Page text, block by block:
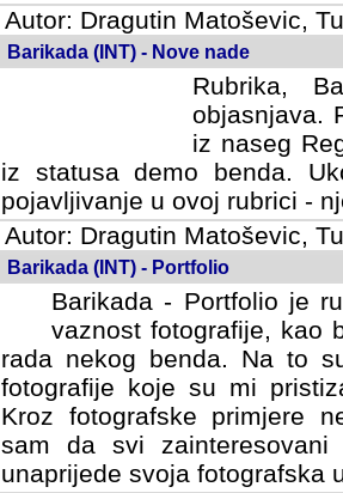
Autor: Dragutin Matoševic,
Barikada (INT) - Nove nade
Rubrika,
objasnjava.
iz naseg
iz statusa demo benda.
pojavljivanje u ovoj rubrici -
Autor: Dragutin Matoševic,
Barikada (INT) - Portfolio
Barikada - Portfolio je
vaznost fotografije, kao
rada nekog benda. Na to
fotografije koje su mi
fotografske primjere
svi zainteresovani
svoja fotografska umijeca.